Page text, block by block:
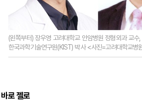
(왼쪽부터) 장우영 고려대학교 안암병원 정형외과 교
한국과학기술연구원(KIST) 박사 <사진=고려대학교병
로 젤로